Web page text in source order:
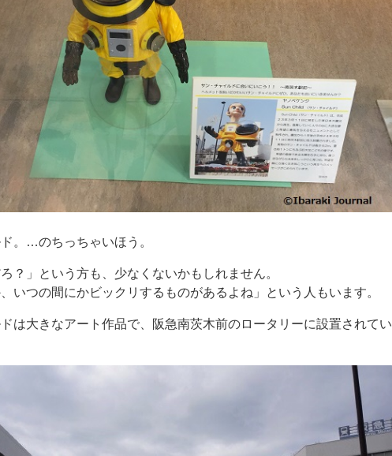
。…のちっちゃいほう。
ろ？」という方も、少なくないかもしれません。
いつの間にかビックリするものがあるよね」という人もいます。
は大きなアート作品で、阪急南茨木前のロータリーに設置されてい